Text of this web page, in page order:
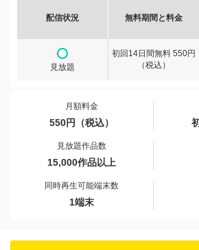
配信状況 無料期間と料金
見放題
初回14日間無料 550円
（税込）
月額料金
550円（税込）
見放題作品数
15,000作品以上
同時再生可能端末数
1端末